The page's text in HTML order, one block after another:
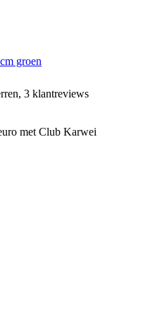
groen
3 klantreviews
met Club Karwei